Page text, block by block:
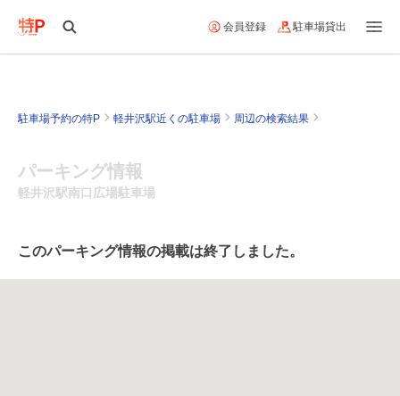
会員登録 駐車場貸出
駐車場予約の特P 軽井沢駅近くの駐車場 周辺の検索結果
パーキング情報
軽井沢駅南口広場駐車場
このパーキング情報の掲載は終了しました。